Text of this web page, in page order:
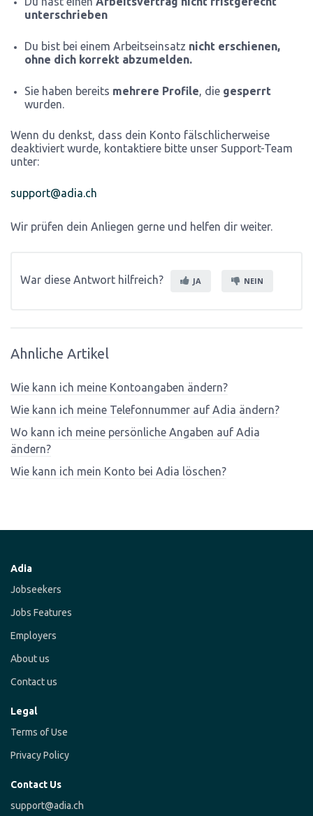
unterschrieben
Du bist bei einem Arbeitseinsatz nicht erschienen,
ohne dich korrekt abzumelden.
Sie haben bereits mehrere Profile , die gesperrt
wurden.
Wenn du denkst, dass dein Konto fälschlicherweise
deaktiviert wurde, kontaktiere bitte unser Support-Team
unter:
support@adia.ch
Wir prüfen dein Anliegen gerne und helfen dir weiter.
War diese Antwort hilfreich? JA NEIN
Ahnliche Artikel
Wie kann ich meine Kontoangaben ändern?
Wie kann ich meine Telefonnummer auf Adia ändern?
Wo kann ich meine persönliche Angaben auf Adia
ändern?
Wie kann ich mein Konto bei Adia löschen?
Adia
Jobseekers
Jobs Features
Employers
About us
Contact us
Legal
Terms of Use
Privacy Policy
Contact Us
support@adia.ch